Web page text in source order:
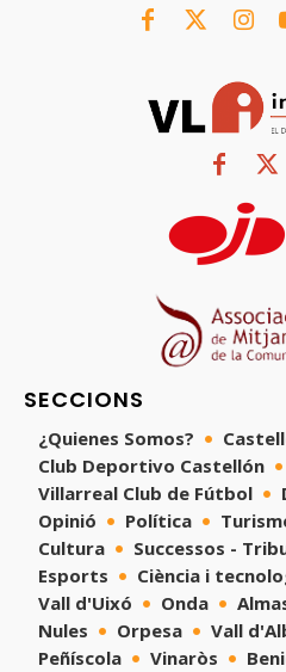
SECCIONS
¿Quienes Somos?
Club Deportivo Castellón
Villarreal Club de Fútbol
Opinió
Política
Cultura
Successos -
Esports
Ciència i
Vall d'Uixó
Onda
Nules
Orpesa Vall
Peñíscola
Vinaròs